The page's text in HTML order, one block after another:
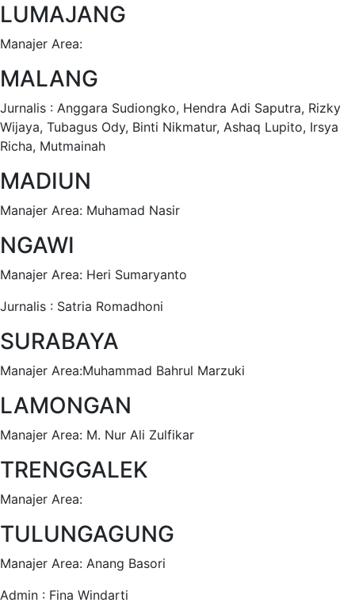
LUMAJANG
Manajer Area:
MALANG
Jurnalis : Anggara Sudiongko, Hendra Adi Saputra, Rizky
Wijaya, Tubagus Ody, Binti Nikmatur, Ashaq Lupito, Irsya
Richa, Mutmainah
MADIUN
Manajer Area: Muhamad Nasir
NGAWI
Manajer Area: Heri Sumaryanto
Jurnalis : Satria Romadhoni
SURABAYA
Manajer Area:Muhammad Bahrul Marzuki
LAMONGAN
Manajer Area: M. Nur Ali Zulfikar
TRENGGALEK
Manajer Area:
TULUNGAGUNG
Manajer Area: Anang Basori
Admin : Fina Windarti